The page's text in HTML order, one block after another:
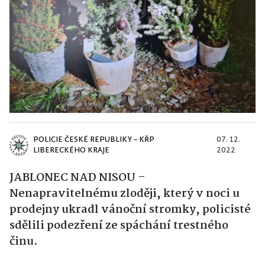
POLICIE ČESKÉ REPUBLIKY – KŘP
LIBERECKÉHO KRAJE
07. 12.
2022
JABLONEC NAD NISOU –
Nenapravitelnému zloději, který v noci u
prodejny ukradl vánoční stromky, policisté
sdělili podezření ze spáchání trestného
činu.